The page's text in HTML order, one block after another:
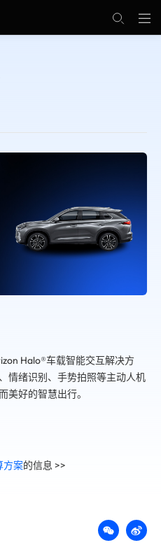
Halo®车载智能交互解决方
情绪识别、手势拍照等主动人机
美好的智慧出行。
方案的信息 >>